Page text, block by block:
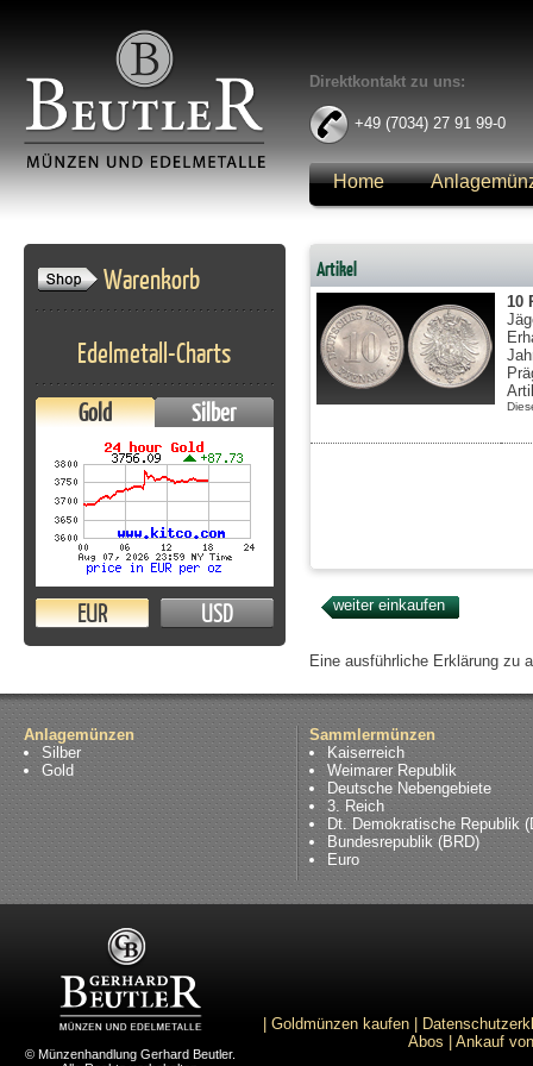
Direktkontakt zu uns:
+49 (7034) 27 91 99-0
Home
Warenkorb
Edelmetall-Charts
Gold Silber
EUR USD
Artikel
10
Eine ausführliche Erklärung zu
Anlagemünzen
Silber
Gold
Sammlermünzen
Kaiserreich
Weimarer Republik
Deutsche Nebengebiete
3. Reich
Dt. Demokratische Republik
Bundesrepublik (BRD)
Euro
© Münzenhandlung Gerhard Beutler.
Goldmünzen kaufen
Abos
Ankauf